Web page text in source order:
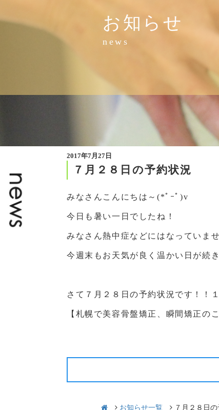
お知らせ
news
2017年7月27日
７月２８日の予約状況
みなさんこんにちは～(*ﾟｰﾟ)v
今日も暑い一日でしたね！
みなさん熱中症などにはなっていま
今週末もお天気が良く温かい日が続
さて７月２８日の予約状況です！！
【札幌で美容骨盤矯正、瞬間矯正の
お知らせ一覧 ７月２８日